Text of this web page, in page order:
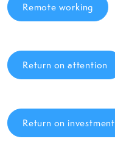
Remote working
Return on attention
Return on investment